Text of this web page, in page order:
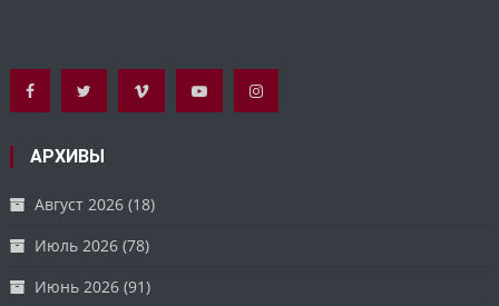
АРХИВЫ
Август 2026 (18)
Июль 2026 (78)
Июнь 2026 (91)